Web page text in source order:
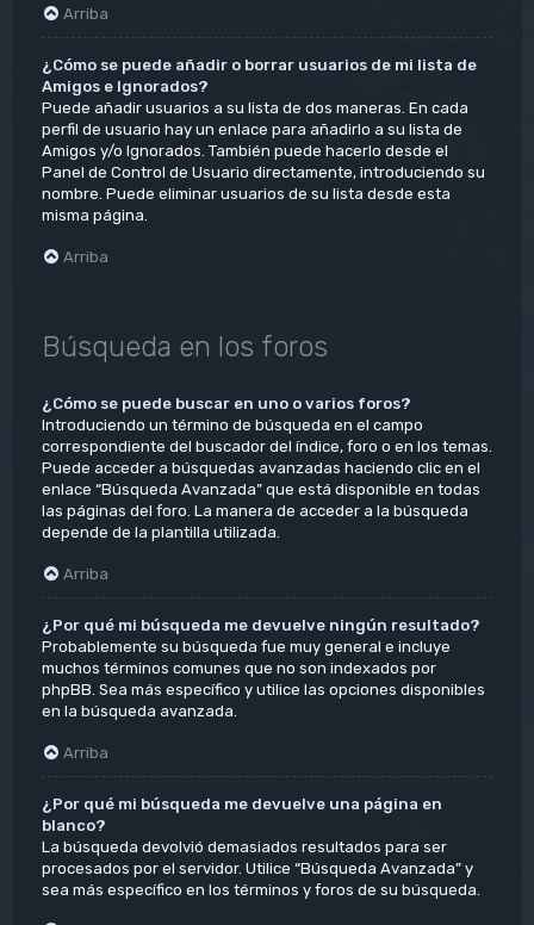
Arriba
¿Cómo se puede añadir o borrar usuarios de mi lista de
Amigos e Ignorados?
Puede añadir usuarios a su lista de dos maneras. En cada
perfil de usuario hay un enlace para añadirlo a su lista de
Amigos y/o Ignorados. También puede hacerlo desde el
Panel de Control de Usuario directamente, introduciendo su
nombre. Puede eliminar usuarios de su lista desde esta
misma página.
Arriba
Búsqueda en los foros
¿Cómo se puede buscar en uno o varios foros?
Introduciendo un término de búsqueda en el campo
correspondiente del buscador del índice, foro o en los temas.
Puede acceder a búsquedas avanzadas haciendo clic en el
enlace “Búsqueda Avanzada” que está disponible en todas
las páginas del foro. La manera de acceder a la búsqueda
depende de la plantilla utilizada.
Arriba
¿Por qué mi búsqueda me devuelve ningún resultado?
Probablemente su búsqueda fue muy general e incluye
muchos términos comunes que no son indexados por
phpBB. Sea más específico y utilice las opciones disponibles
en la búsqueda avanzada.
Arriba
¿Por qué mi búsqueda me devuelve una página en
blanco?
La búsqueda devolvió demasiados resultados para ser
procesados por el servidor. Utilice “Búsqueda Avanzada” y
sea más específico en los términos y foros de su búsqueda.